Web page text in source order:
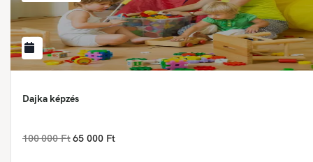
Dajka képzés
100 000 Ft 65 000 Ft